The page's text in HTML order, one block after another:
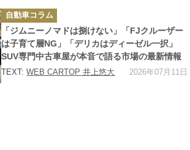
カ
テ
ゴ
リ
ー
自動車コラム
「ジムニーノマドは捌けない」「FJクルーザー
は子育て層NG」「デリカはディーゼル一択」
SUV専門中古車屋が本音で語る市場の最新情報
TEXT:WEB CARTOP 井上悠大 2026年07月11日